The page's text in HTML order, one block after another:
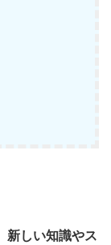
新しい知識やス